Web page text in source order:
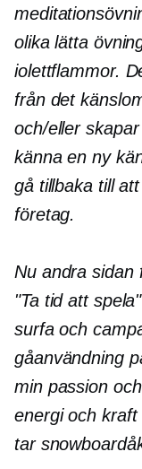
olika lätta
iolettflammor.
från det
och/eller
känna en ny
gå tillbaka till
företag.
Nu andra sidan
"Ta tid att
surfa och
gåanvändning
min passion
energi och
tar